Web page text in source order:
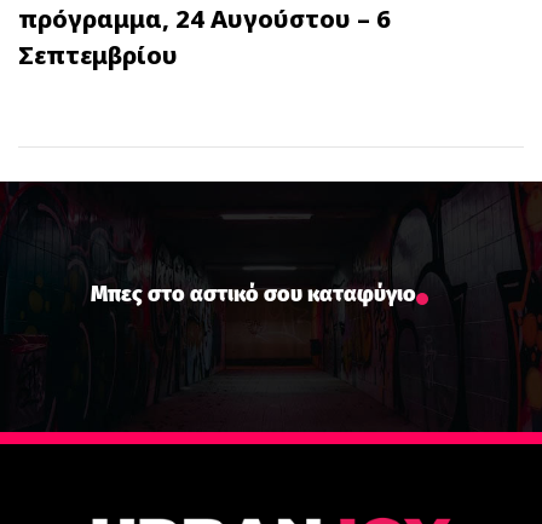
πρόγραμμα, 24 Αυγούστου – 6
Σεπτεμβρίου
Μπες στο αστικό σου καταφύγιο